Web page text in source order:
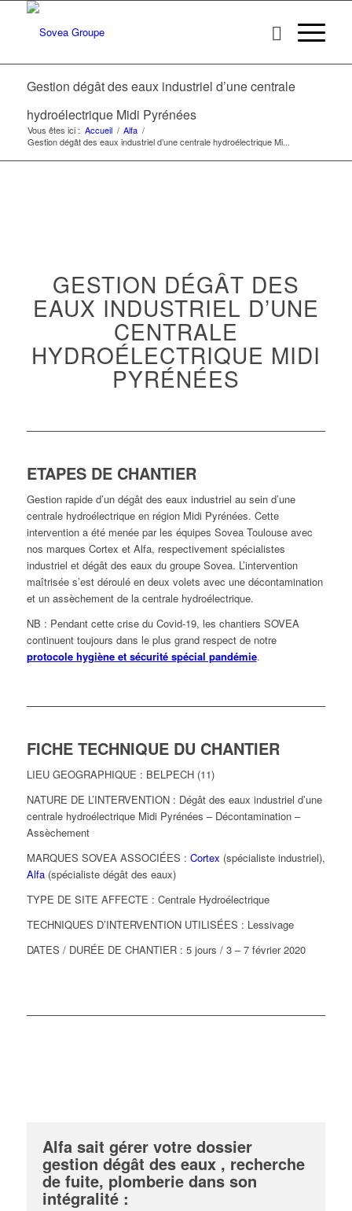
Gestion dégât des eaux industriel d’une centrale
hydroélectrique Midi Pyrénées
Vous êtes ici : Accueil / Alfa /
Gestion dégât des eaux industriel d’une centrale hydroélectrique Mi...
GESTION DÉGÂT DES
EAUX INDUSTRIEL D’UNE
CENTRALE
HYDROÉLECTRIQUE MIDI
PYRÉNÉES
ETAPES DE CHANTIER
Gestion rapide d’un dégât des eaux industriel au sein d’une
centrale hydroélectrique en région Midi Pyrénées. Cette
intervention a été menée par les équipes Sovea Toulouse avec
nos marques Cortex et Alfa, respectivement spécialistes
industriel et dégât des eaux du groupe Sovea. L’intervention
maîtrisée s’est déroulé en deux volets avec une décontamination
et un assèchement de la centrale hydroélectrique.
NB : Pendant cette crise du Covid-19, les chantiers SOVEA
continuent toujours dans le plus grand respect de notre
protocole hygiène et sécurité spécial pandémie.
FICHE TECHNIQUE DU CHANTIER
LIEU GEOGRAPHIQUE : BELPECH (11)
NATURE DE L’INTERVENTION : Dégât des eaux industriel d’une
centrale hydroélectrique Midi Pyrénées – Décontamination –
Assèchement
MARQUES SOVEA ASSOCIÉES : Cortex (spécialiste industriel),
Alfa(spécialiste dégât des eaux)
TYPE DE SITE AFFECTE : Centrale Hydroélectrique
TECHNIQUES D’INTERVENTION UTILISÉES : Lessivage
DATES / DURÉE DE CHANTIER : 5 jours / 3 – 7 février 2020
Alfa sait gérer votre dossier
gestion dégât des eaux , recherche
de fuite, plomberie dans son
intégralité :